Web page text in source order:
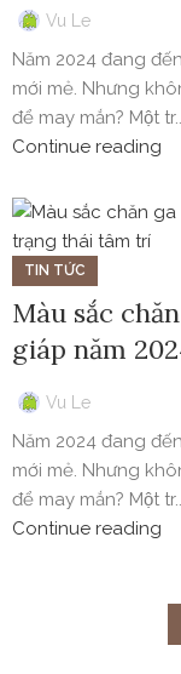
Vu Le
Năm 2024 đang
mới mẻ. Nhưng
để may mắn? Một
Continue reading
TIN TỨC
Màu sắc
giáp năm
Vu Le
Năm 2024 đang
mới mẻ. Nhưng
để may mắn? Một
Continue reading